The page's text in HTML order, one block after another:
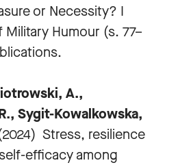
or Necessity? I
Humour (s. 77–
A.,
Sygit-Kowalkowska,
Stress, resilience
efficacy among